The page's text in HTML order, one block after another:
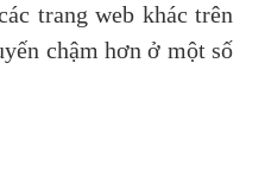
trang web khác trên
chậm hơn ở một số